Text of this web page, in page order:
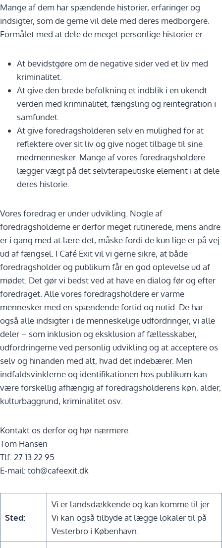
Mange af dem har spændende historier, erfaringer og
indsigter, som de gerne vil dele med deres medborgere.
Formålet med at dele de meget personlige historier er:
At bevidstgøre om de negative sider ved et liv med
kriminalitet.
At give den brede befolkning et indblik i en ukendt
verden med kriminalitet, fængsling og reintegration i
samfundet.
At give foredragsholderen selv en mulighed for at
reflektere over sit liv og give noget tilbage til sine
medmennesker. Mange af vores foredragsholdere
lægger vægt på det selvterapeutiske element i at dele
deres historie.
Vores foredrag er under udvikling. Nogle af
foredragsholderne er derfor meget rutinerede, mens andre
er i gang med at lære det, måske fordi de kun lige er på vej
ud af fængsel. I Café Exit vil vi gerne sikre, at både
foredragsholder og publikum får en god oplevelse ud af
mødet. Det gør vi bedst ved at have en dialog før og efter
foredraget. Alle vores foredragsholdere er varme
mennesker med en spændende fortid og nutid. De har
også alle indsigter i de menneskelige udfordringer, vi alle
deler – som inklusion og eksklusion af fællesskaber,
udfordringerne ved personlig udvikling og at acceptere os
selv og hinanden med alt, hvad det indebærer. Men
indfaldsvinklerne og identifikationen hos publikum kan
være forskellig afhængig af foredragsholderens køn, alder,
kulturbaggrund, kriminalitet osv.
Kontakt os derfor og hør nærmere.
Tom Hansen
Tlf: 27 13 22 95
E-mail: toh@cafeexit.dk
Sted:
Vi er landsdækkende og kan komme til jer.
Vi kan også tilbyde at lægge lokaler til på
Vesterbro i København.